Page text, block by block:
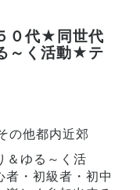
０代★同世代
～く活動★テ
の他都内近郊
＆ゆる～く活
・初級者・初中